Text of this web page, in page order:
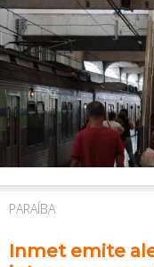
PARAÍBA
Inmet emite